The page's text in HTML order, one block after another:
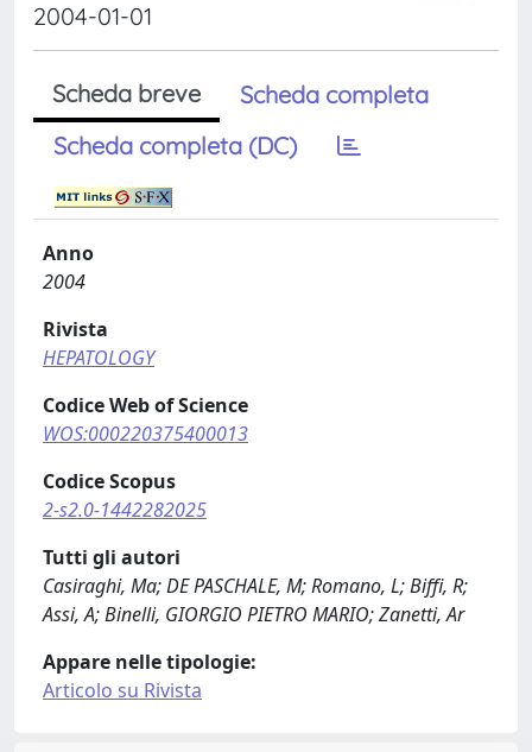
2004-01-01
Scheda breve
Scheda completa
Scheda completa (DC)
Anno
2004
Rivista
HEPATOLOGY
Codice Web of Science
WOS:000220375400013
Codice Scopus
2-s2.0-1442282025
Tutti gli autori
Casiraghi, Ma; DE PASCHALE, M; Romano, L; Biffi, R;
Assi, A; Binelli, GIORGIO PIETRO MARIO; Zanetti, Ar
Appare nelle tipologie:
Articolo su Rivista